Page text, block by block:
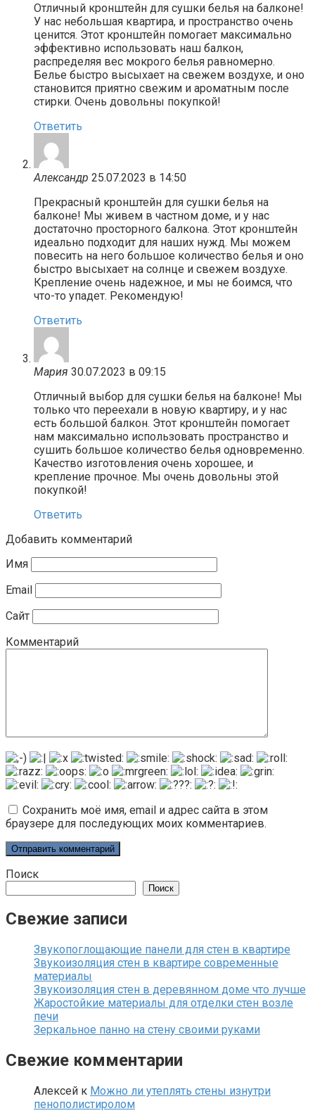
Отличный кронштейн для сушки белья на балконе!
У нас небольшая квартира, и пространство очень
ценится. Этот кронштейн помогает максимально
эффективно использовать наш балкон,
распределяя вес мокрого белья равномерно.
Белье быстро высыхает на свежем воздухе, и оно
становится приятно свежим и ароматным после
стирки. Очень довольны покупкой!
Ответить
Александр 25.07.2023 в 14:50
Прекрасный кронштейн для сушки белья на
балконе! Мы живем в частном доме, и у нас
достаточно просторного балкона. Этот кронштейн
идеально подходит для наших нужд. Мы можем
повесить на него большое количество белья и оно
быстро высыхает на солнце и свежем воздухе.
Крепление очень надежное, и мы не боимся, что
что-то упадет. Рекомендую!
Ответить
Мария 30.07.2023 в 09:15
Отличный выбор для сушки белья на балконе! Мы
только что переехали в новую квартиру, и у нас
есть большой балкон. Этот кронштейн помогает
нам максимально использовать пространство и
сушить большое количество белья одновременно.
Качество изготовления очень хорошее, и
крепление прочное. Мы очень довольны этой
покупкой!
Ответить
Добавить комментарий
Имя
Email
Сайт
Комментарий
Сохранить моё имя, email и адрес сайта в этом
браузере для последующих моих комментариев.
Поиск
Поиск
Свежие записи
Звукопоглощающие панели для стен в квартире
Звукоизоляция стен в квартире современные
материалы
Звукоизоляция стен в деревянном доме что лучше
Жаростойкие материалы для отделки стен возле
печи
Зеркальное панно на стену своими руками
Свежие комментарии
Алексей к Можно ли утеплять стены изнутри
пенополистиролом